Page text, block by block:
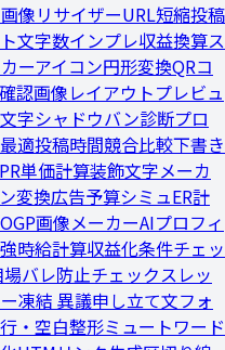
画像リサイザーURL短縮投稿
文字数インプレ収益換算ス
ーアイコン円形変換QRコ
認画像レイアウトプレビュ
字シャドウバン診断プロ
最適投稿時間競合比較下書き
PR単価計算装飾文字メーカ
変換広告予算シミュER計
OGP画像メーカーAIプロフィ
時給計算収益化条件チェッ
バレ防止チェックスレッ
凍結 異議申し立て文フォ
・空白整形ミュートワード